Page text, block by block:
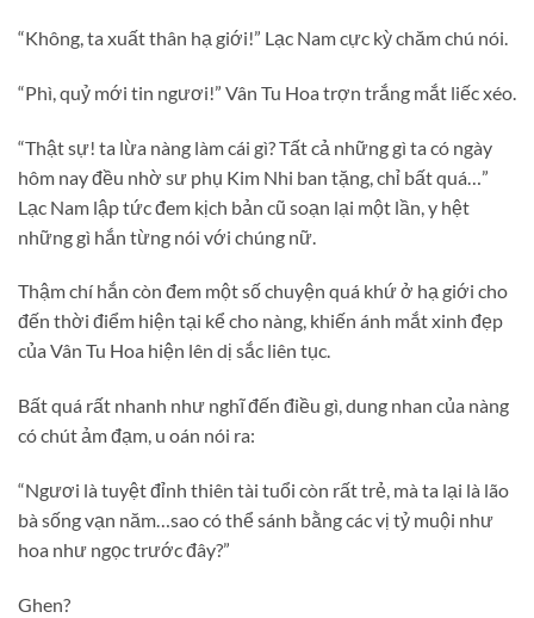
“Không, ta xuất thân hạ giới!” Lạc Nam cực kỳ chăm chú nói.
“Phì, quỷ mới tin ngươi!” Vân Tu Hoa trợn trắng mắt liếc xéo.
“Thật sự! ta lừa nàng làm cái gì? Tất cả những gì ta có ngày
hôm nay đều nhờ sư phụ Kim Nhi ban tặng, chỉ bất quá…”
Lạc Nam lập tức đem kịch bản cũ soạn lại một lần, y hệt
những gì hắn từng nói với chúng nữ.
Thậm chí hắn còn đem một số chuyện quá khứ ở hạ giới cho
đến thời điểm hiện tại kể cho nàng, khiến ánh mắt xinh đẹp
của Vân Tu Hoa hiện lên dị sắc liên tục.
Bất quá rất nhanh như nghĩ đến điều gì, dung nhan của nàng
có chút ảm đạm, u oán nói ra:
“Ngươi là tuyệt đỉnh thiên tài tuổi còn rất trẻ, mà ta lại là lão
bà sống vạn năm…sao có thể sánh bằng các vị tỷ muội như
hoa như ngọc trước đây?”
Ghen?